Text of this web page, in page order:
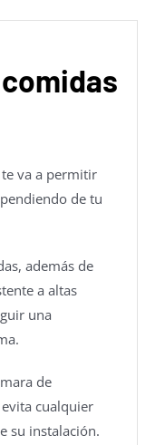
va a permitir
de tu
además de
a altas
una
de
cualquier
su instalación.